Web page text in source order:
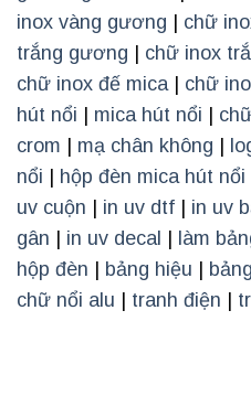
inox vàng gương | chữ
trắng gương | chữ inox
chữ inox đế mica | chữ
hút nổi | mica hút nổi |
crom | mạ chân không |
nổi | hộp đèn mica hút nổi
uv cuộn | in uv dtf | in uv
gân | in uv decal | làm
hộp đèn | bảng hiệu |
chữ nổi alu | tranh điện |